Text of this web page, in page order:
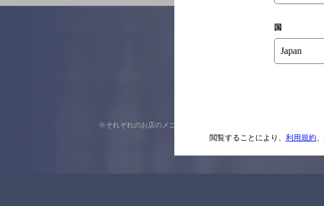
※それぞれのお店のメニューや営業時間などの掲載情報については、
国
閲覧することにより、 利用規約、